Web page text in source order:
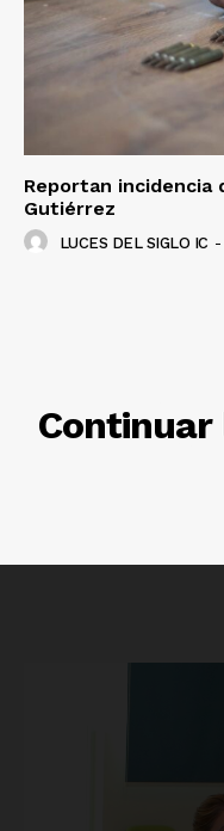
Empresa
Nosotros
Contacto
Política de privacidad
Reportan incidencia
Gutiérrez
LUCES DEL SIGLO IC -
Continuar